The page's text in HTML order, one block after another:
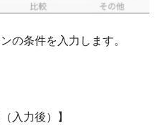
の条件を入力します。
入力後）】